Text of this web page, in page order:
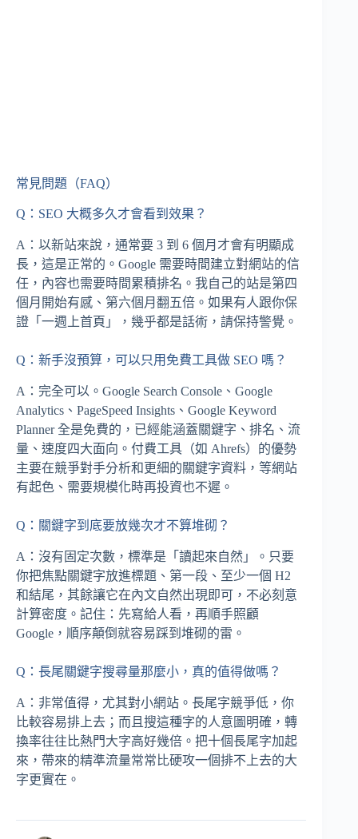
常見問題（FAQ）
Q：SEO 大概多久才會看到效果？
A：以新站來說，通常要 3 到 6 個月才會有明顯成
長，這是正常的。Google 需要時間建立對網站的信
任，內容也需要時間累積排名。我自己的站是第四
個月開始有感、第六個月翻五倍。如果有人跟你保
證「一週上首頁」，幾乎都是話術，請保持警覺。
Q：新手沒預算，可以只用免費工具做 SEO 嗎？
A：完全可以。Google Search Console、Google
Analytics、PageSpeed Insights、Google Keyword
Planner 全是免費的，已經能涵蓋關鍵字、排名、流
量、速度四大面向。付費工具（如 Ahrefs）的優勢
主要在競爭對手分析和更細的關鍵字資料，等網站
有起色、需要規模化時再投資也不遲。
Q：關鍵字到底要放幾次才不算堆砌？
A：沒有固定次數，標準是「讀起來自然」。只要
你把焦點關鍵字放進標題、第一段、至少一個 H2
和結尾，其餘讓它在內文自然出現即可，不必刻意
計算密度。記住：先寫給人看，再順手照顧
Google，順序顛倒就容易踩到堆砌的雷。
Q：長尾關鍵字搜尋量那麼小，真的值得做嗎？
A：非常值得，尤其對小網站。長尾字競爭低，你
比較容易排上去；而且搜這種字的人意圖明確，轉
換率往往比熱門大字高好幾倍。把十個長尾字加起
來，帶來的精準流量常常比硬攻一個排不上去的大
字更實在。